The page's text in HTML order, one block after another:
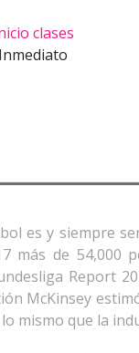
clases
Inmediato
es y siempre
más de 54,000
Report
McKinsey
mismo que la